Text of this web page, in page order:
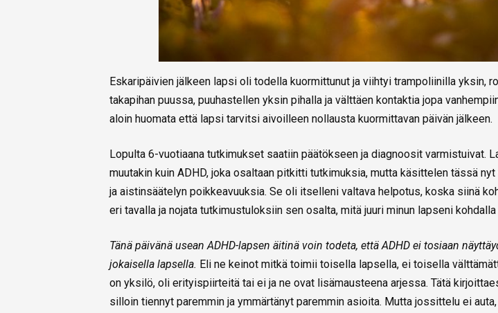
Eskaripäivien jälkeen lapsi oli todella kuormittunut ja viihtyi trampoliinilla yksin,
takapihan puussa, puuhastellen yksin pihalla ja välttäen kontaktia jopa
aloin huomata että lapsi tarvitsi aivoilleen nollausta kuormittavan päivän jälkeen.
Lopulta 6-vuotiaana tutkimukset saatiin päätökseen ja diagnoosit varmistuivat.
muutakin kuin ADHD, joka osaltaan pitkitti tutkimuksia, mutta käsittelen tässä
ja aistinsäätelyn poikkeavuuksia. Se oli itselleni valtava helpotus, koska siinä
eri tavalla ja nojata tutkimustuloksiin sen osalta, mitä juuri minun lapseni
Tänä päivänä usean ADHD-lapsen äitinä voin todeta, että ADHD ei tosiaan
jokaisella lapsella. Eli ne keinot mitkä toimii toisella lapsella, ei toisella
on yksilö, oli erityispiirteitä tai ei ja ne ovat lisämausteena arjessa. Tätä
silloin tiennyt paremmin ja ymmärtänyt paremmin asioita. Mutta jossittelu ei